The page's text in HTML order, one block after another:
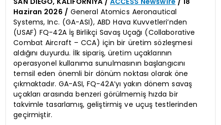
Haziran 2026 / General Atomics Aeronautical
Systems, Inc. (GA-ASI), ABD Hava Kuvvetleri’nden
(USAF) FQ-42A İş Birlikçi Savaş Uçağı (Collaborative
Combat Aircraft – CCA) için bir üretim sözleşmesi
aldığını duyurdu. İlk sipariş, üretim uçaklarının
operasyonel kullanıma sunulmasının başlangıcını
temsil eden önemli bir dönüm noktası olarak öne
çıkmaktadır. GA-ASI, FQ-42A’yı yakın dönem savaş
uçakları arasında benzeri görülmemiş hızda bir
takvimle tasarlamış, geliştirmiş ve uçuş testlerinden
geçirmiştir.